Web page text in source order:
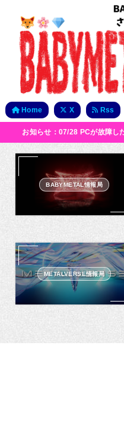
Home X Rss
お知らせ：07/28 PCが故障し
BABYMETAL情報局
METALVERSE情報局